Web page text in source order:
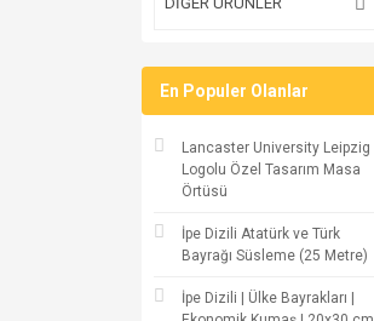
En Populer Olanlar
Lancaster University Leipzig
Logolu Özel Tasarım Masa
Örtüsü
İpe Dizili Atatürk ve Türk
Bayrağı Süsleme (25 Metre)
İpe Dizili | Ülke Bayrakları |